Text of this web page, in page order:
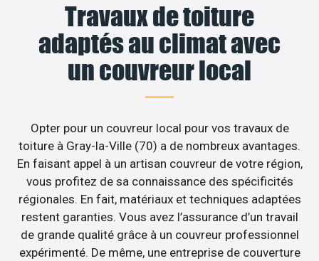
Travaux de toiture
adaptés au climat avec
un couvreur local
Opter pour un couvreur local pour vos travaux de
toiture à Gray-la-Ville (70) a de nombreux avantages.
En faisant appel à un artisan couvreur de votre région,
vous profitez de sa connaissance des spécificités
régionales. En fait, matériaux et techniques adaptées
restent garanties. Vous avez l’assurance d’un travail
de grande qualité grâce à un couvreur professionnel
expérimenté. De même, une entreprise de couverture